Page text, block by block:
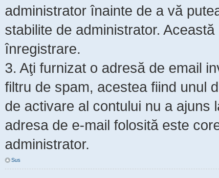
administrator înainte de a vă
stabilite de administrator.
înregistrare.
3. Aţi furnizat o adresă de email
filtru de spam, acestea fiind unul
de activare al contului nu a ajuns
adresa de e-mail folosită este
administrator.
Sus